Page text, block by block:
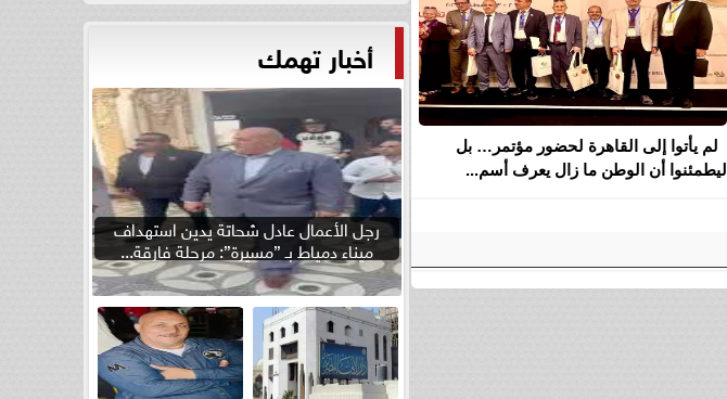
لم يأتوا إلى القاهرة لحضور مؤتمر… بل
ليطمئنوا أن الوطن ما زال يعرف أسم...
أخبار تهمك
رجل الأعمال عادل شحاتة يدين استهداف
ميناء دمياط بـ ”مسيرة”: مرحلة فارقة...